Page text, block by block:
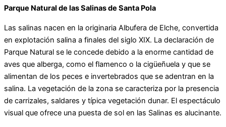
Parque Natural de las Salinas de Santa Pola
Las salinas nacen en la originaria Albufera de Elche, convertida
en explotación salina a finales del siglo XIX. La declaración de
Parque Natural se le concede debido a la enorme cantidad de
aves que alberga, como el flamenco o la cigüeñuela y que se
alimentan de los peces e invertebrados que se adentran en la
salina. La vegetación de la zona se caracteriza por la presencia
de carrizales, saldares y típica vegetación dunar. El espectáculo
visual que ofrece una puesta de sol en las Salinas es alucinante.